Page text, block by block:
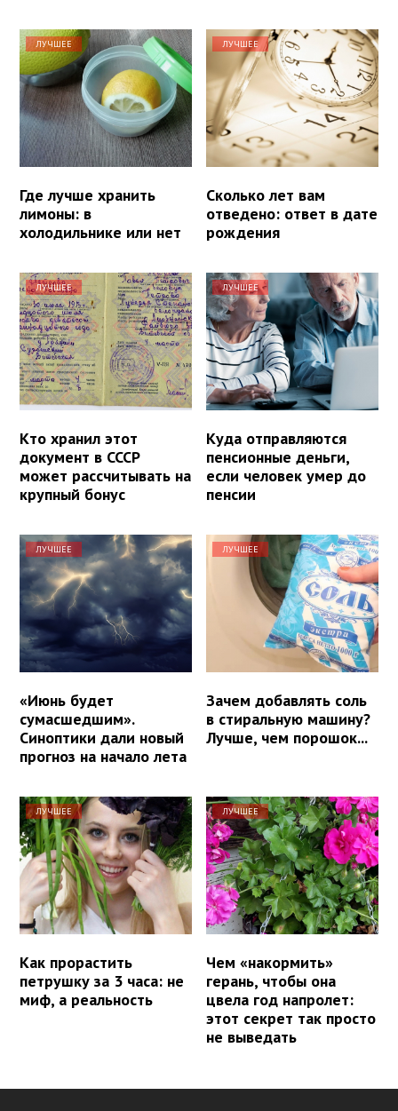
ЛУЧШЕЕ
Где лучше хранить
лимоны: в
холодильнике или нет
ЛУЧШЕЕ
Сколько лет вам
отведено: ответ в дате
рождения
ЛУЧШЕЕ
Кто хранил этот
документ в СССР
может рассчитывать на
крупный бонус
ЛУЧШЕЕ
Куда отправляются
пенсионные деньги,
если человек умер до
пенсии
ЛУЧШЕЕ
«Июнь будет
сумасшедшим».
Синоптики дали новый
прогноз на начало лета
ЛУЧШЕЕ
Зачем добавлять соль
в стиральную машину?
Лучше, чем порошок...
ЛУЧШЕЕ
Как прорастить
петрушку за 3 часа: не
миф, а реальность
ЛУЧШЕЕ
Чем «накормить»
герань, чтобы она
цвела год напролет:
этот секрет так просто
не выведать